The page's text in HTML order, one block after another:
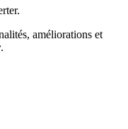
améliorations et
.